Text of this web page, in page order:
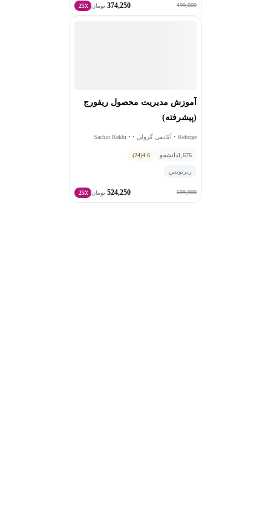
499,000
374,250 تومان 25٪
آموزش مدیریت محصول ریفورج
(پیشرفته)
Reforge • آکادمی گرولی • Sachin Rekhi •
1,676دانشجو 4.6
(24)
زیرنویس
699,000
524,250 تومان 25٪